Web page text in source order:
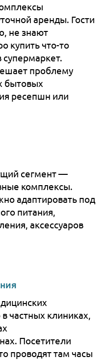
аренды. Гости
не знают
купить что-то
проблему
бытовых
ресепшн или
сегмент —
комплексы.
адаптировать под
питания,
аксессуаров
частных клиниках,
Посетители
проводят там часы